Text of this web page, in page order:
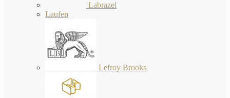
Labrazel
Laufen
Lefroy Brooks